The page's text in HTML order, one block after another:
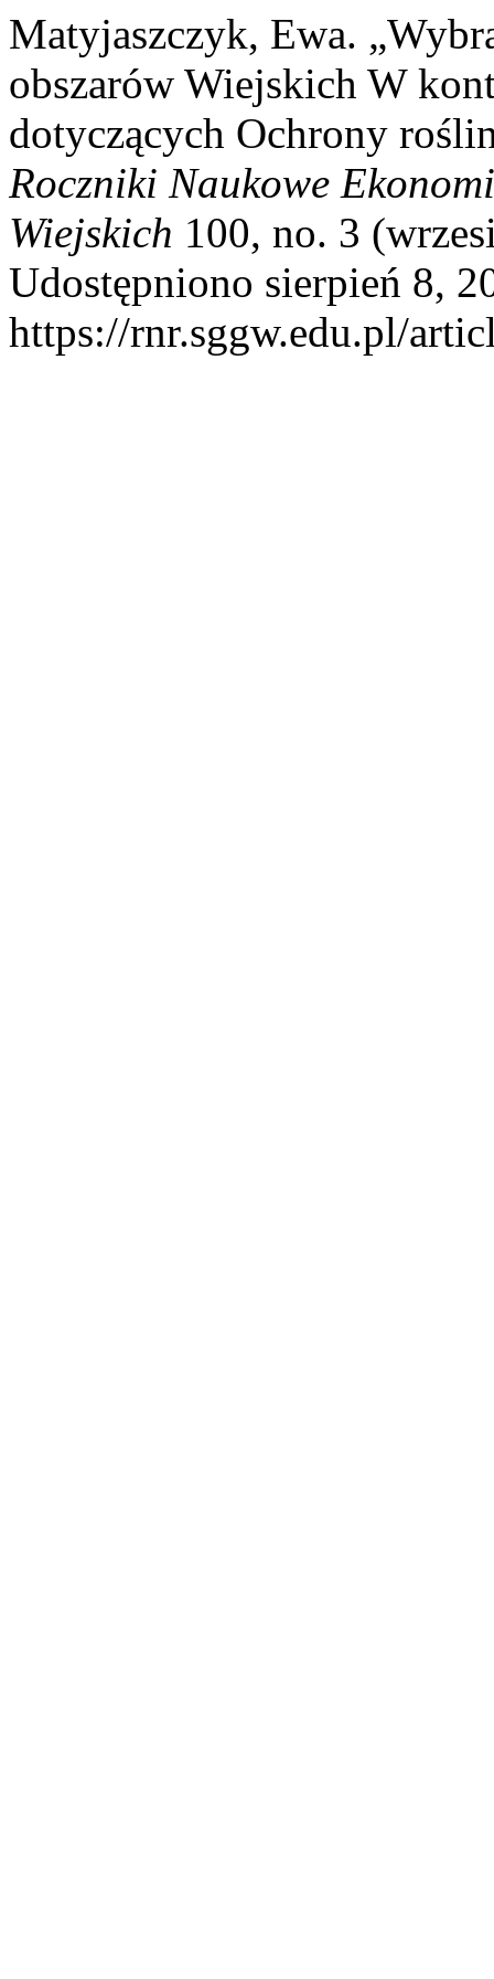
Matyjaszczyk, Ewa.
obszarów Wiejskich W
dotyczących Ochrony
Roczniki Naukowe
Wiejskich 100, no. 3
Udostępniono sierpień 8,
https://rnr.sggw.edu.pl/